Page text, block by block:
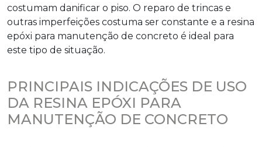
costumam danificar o piso. O reparo de trincas e
outras imperfeições costuma ser constante e a resina
epóxi para manutenção de concreto é ideal para
este tipo de situação.
PRINCIPAIS INDICAÇÕES DE USO
DA RESINA EPÓXI PARA
MANUTENÇÃO DE CONCRETO